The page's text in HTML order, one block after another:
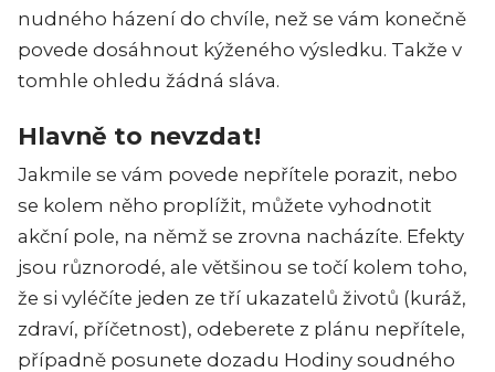
nudného házení do chvíle, než se vám konečně
povede dosáhnout kýženého výsledku. Takže v
tomhle ohledu žádná sláva.
Hlavně to nevzdat!
Jakmile se vám povede nepřítele porazit, nebo
se kolem něho proplížit, můžete vyhodnotit
akční pole, na němž se zrovna nacházíte. Efekty
jsou různorodé, ale většinou se točí kolem toho,
že si vyléčíte jeden ze tří ukazatelů životů (kuráž,
zdraví, příčetnost), odeberete z plánu nepřítele,
případně posunete dozadu Hodiny soudného